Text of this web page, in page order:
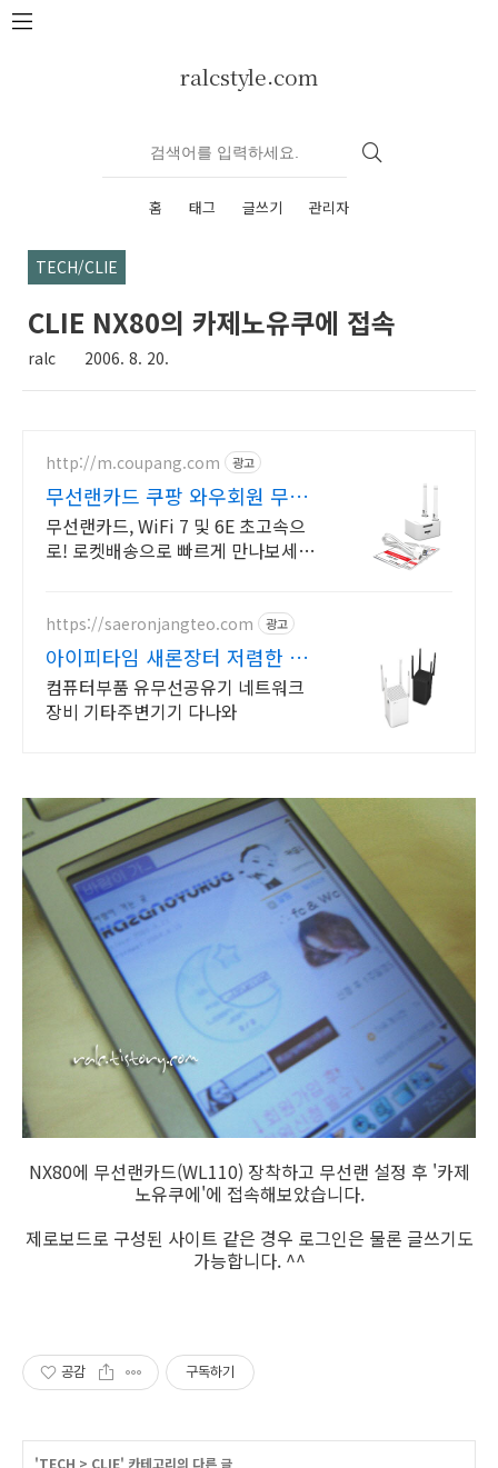
본문 바로가기
ralcstyle.com
홈 태그 글쓰기 관리자
TECH/CLIE
CLIE NX80의 카제노유쿠에 접속
ralc 2006. 8. 20.
http://m.coupang.com 광고
무선랜카드 쿠팡 와우회원 무제
한 무료배송
무선랜카드, WiFi 7 및 6E 초고속으
로! 로켓배송으로 빠르게 만나보세요.
https://saeronjangteo.com 광고
아이피타임 새론장터 저렴한 가
격! 빠른배송!
컴퓨터부품 유무선공유기 네트워크
장비 기타주변기기 다나와
NX80에 무선랜카드(WL110) 장착하고 무선랜 설정 후 '카제
노유쿠에'에 접속해보았습니다.
제로보드로 구성된 사이트 같은 경우 로그인은 물론 글쓰기도
가능합니다. ^^
공감 구독하기
'TECH > CLIE' 카테고리의 다른 글